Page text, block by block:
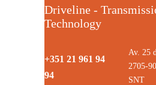
Driveline -
Technology
+351 21 961 94
94
Av. 25
2705-
SNT